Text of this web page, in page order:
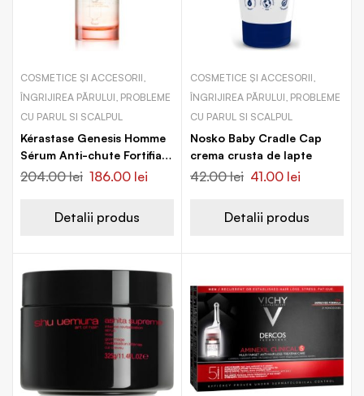
COSMETICE ȘI ACCESORII,
ÎNGRIJIREA PĂRULUI, PROBLEME
CU PARUL SI SCALPUL
Kérastase Genesis Homme
Sérum Anti-chute Fortifiant
ser fortifiant pentru părul
204.00lei 186.00 lei
Detalii produs
COSMETICE ȘI ACCESORII,
ÎNGRIJIREA PĂRULUI, PROBLEME
CU PARUL SI SCALPUL
Nosko Baby Cradle Cap
crema crusta de lapte
42.00lei 41.00 lei
Detalii produs